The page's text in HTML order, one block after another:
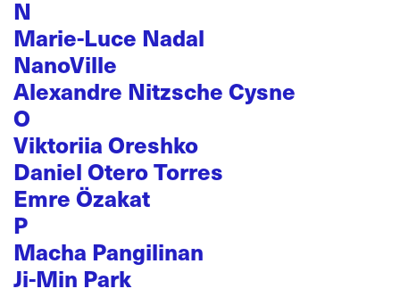
N
Marie-Luce Nadal
NanoVille
Alexandre Nitzsche Cysne
O
Viktoriia Oreshko
Daniel Otero Torres
Emre Özakat
P
Macha Pangilinan
Ji-Min Park